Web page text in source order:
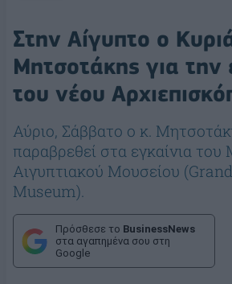
Στην Αίγυπτο ο
Μητσοτάκης για την
του νέου
Αύριο, Σάββατο ο κ.
παραβρεθεί στα εγκαίνια
Αιγυπτιακού Μουσείου
Museum).
Πρόσθεσε το BusinessNews
στα αγαπημένα σου στη
Google